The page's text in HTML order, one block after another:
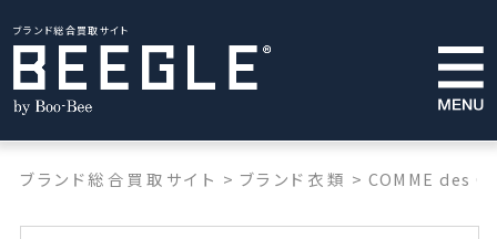
ブランド総合買取サイト
ブランド総合買取サイト > ブランド衣類 > COMME des